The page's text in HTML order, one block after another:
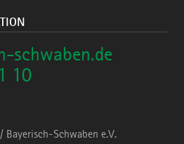
schwaben.de
10
Bayerisch-Schwaben e.V.